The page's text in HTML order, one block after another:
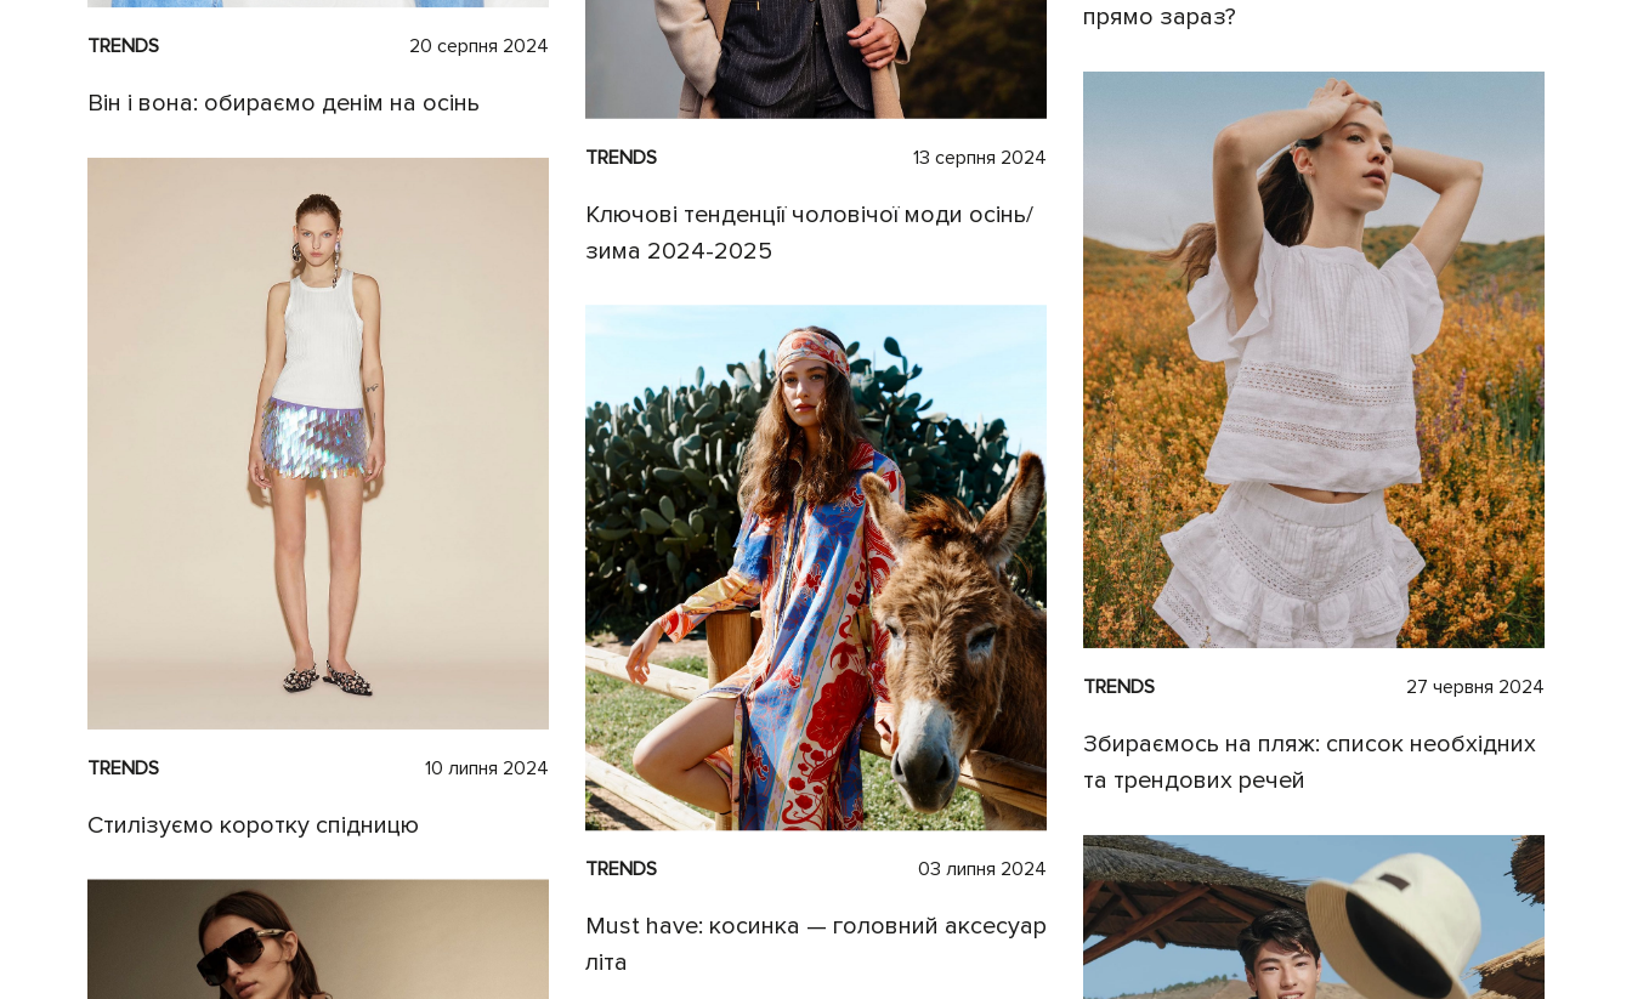
TRENDS 20 серпня 2024
Він і вона: обираємо денім на осінь
TRENDS 13 серпня 2024
Ключові тенденції чоловічої моди осінь/
зима 2024-2025
прямо зараз?
TRENDS 10 липня 2024
Cтилізуємо коротку спідницю
TRENDS 03 липня 2024
Must have: косинка — головний аксесуар
літа
TRENDS 27 червня 2024
Збираємось на пляж: список необхідних
та трендових речей